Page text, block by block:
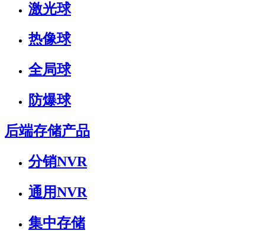
激光球
热像球
全局球
防爆球
后端存储产品
分销NVR
通用NVR
集中存储